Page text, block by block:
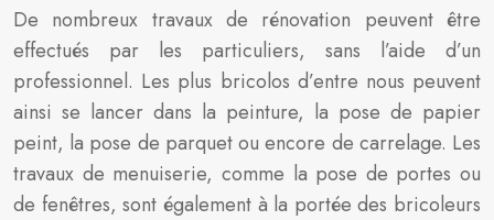
De nombreux travaux de rénovation peuvent être
effectués par les particuliers, sans l’aide d’un
professionnel. Les plus bricolos d’entre nous peuvent
ainsi se lancer dans la peinture, la pose de papier
peint, la pose de parquet ou encore de carrelage. Les
travaux de menuiserie, comme la pose de portes ou
de fenêtres, sont également à la portée des bricoleurs